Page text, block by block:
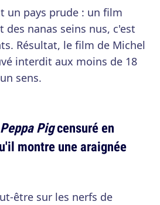
un pays prude : un film
des nanas seins nus, c'est
Résultat, le film de Michel
interdit aux moins de 18
sens.
Peppa Pigcensuré en
montre une araignée
être sur les nerfs de